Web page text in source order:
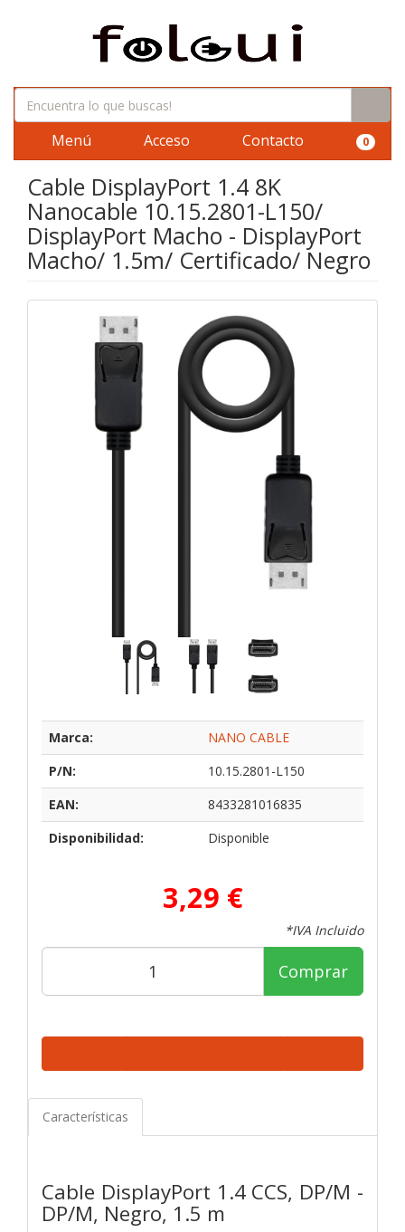
Menú Acceso Contacto 0
Cable DisplayPort 1.4 8K
Nanocable 10.15.2801-L150/
DisplayPort Macho - DisplayPort
Macho/ 1.5m/ Certificado/ Negro
Marca:
NANO CABLE
P/N:
10.15.2801-L150
EAN:
8433281016835
Disponibilidad:
Disponible
3,29 €
*IVA Incluido
Comprar
Características
Cable DisplayPort 1.4 CCS, DP/M -
DP/M, Negro, 1.5 m